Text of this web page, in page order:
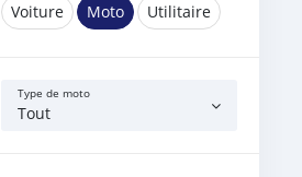
Voiture Moto Utilitaire
Type de moto
Tout